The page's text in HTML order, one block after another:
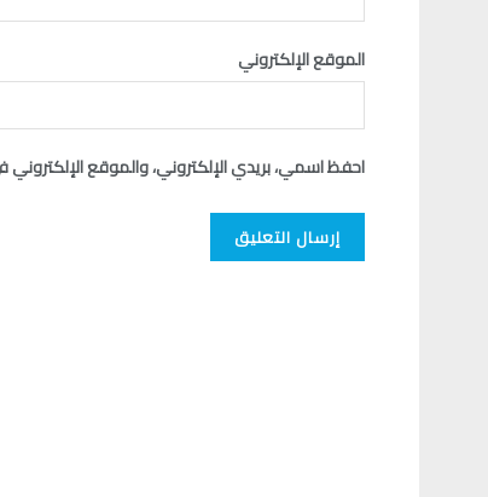
الموقع الإلكتروني
احفظ اسمي، بريدي الإلكتروني، والموقع